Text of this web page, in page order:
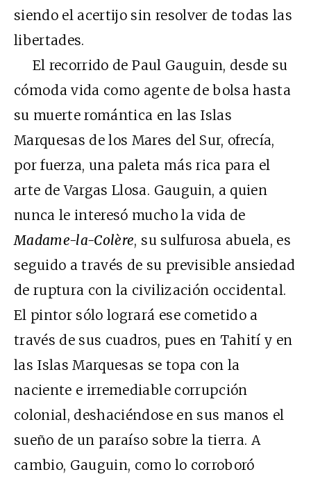
siendo el acertijo sin resolver de todas las
libertades.
El recorrido de Paul Gauguin, desde su
cómoda vida como agente de bolsa hasta
su muerte romántica en las Islas
Marquesas de los Mares del Sur, ofrecía,
por fuerza, una paleta más rica para el
arte de Vargas Llosa. Gauguin, a quien
nunca le interesó mucho la vida de
Madame-la-Colère, su sulfurosa abuela, es
seguido a través de su previsible ansiedad
de ruptura con la civilización occidental.
El pintor sólo logrará ese cometido a
través de sus cuadros, pues en Tahití y en
las Islas Marquesas se topa con la
naciente e irremediable corrupción
colonial, deshaciéndose en sus manos el
sueño de un paraíso sobre la tierra. A
cambio, Gauguin, como lo corroboró